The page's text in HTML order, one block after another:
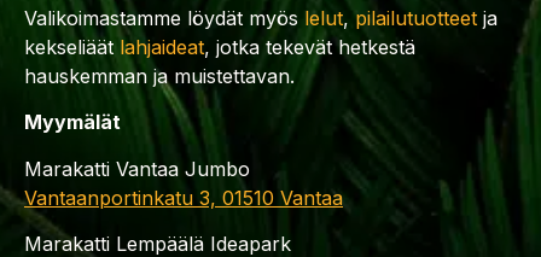
Valikoimastamme löydät myös lelut,pilailutuotteet ja
kekseliäät lahjaideat, jotka tekevät hetkestä
hauskemman ja muistettavan.
Myymälät
Marakatti Vantaa Jumbo
Vantaanportinkatu 3, 01510 Vantaa
Marakatti Lempäälä Ideapark